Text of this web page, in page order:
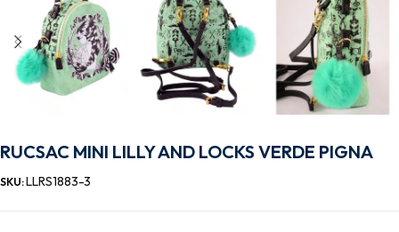
RUCSAC MINI LILLY AND LOCKS VERDE PIGNA
SKU:LLRS1883-3